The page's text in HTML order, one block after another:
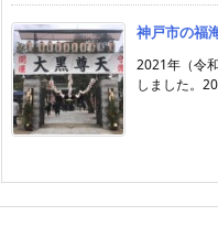
神戸市の福
2021年（令
しました。